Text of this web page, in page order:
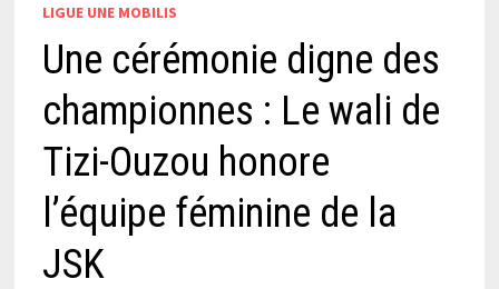
LIGUE UNE MOBILIS
Une cérémonie digne des
championnes : Le wali de
Tizi-Ouzou honore
l’équipe féminine de la
JSK